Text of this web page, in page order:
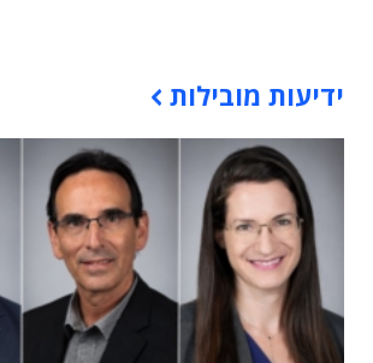
ידיעות מובילות